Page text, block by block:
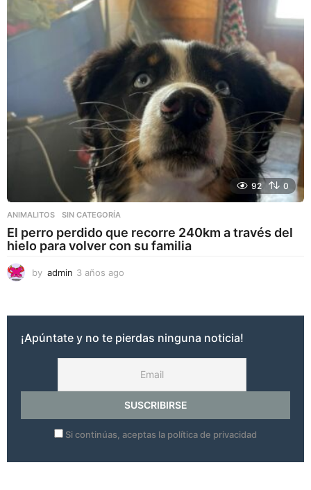
a
g
o
92 0
ANIMALITOS ,SIN CATEGORÍA
El perro perdido que recorre 240km a través del
hielo para volver con su familia
by admin 3 años ago
a
¡Apúntate y no te pierdas ninguna noticia!
Si continúas, aceptas la política de privacidad